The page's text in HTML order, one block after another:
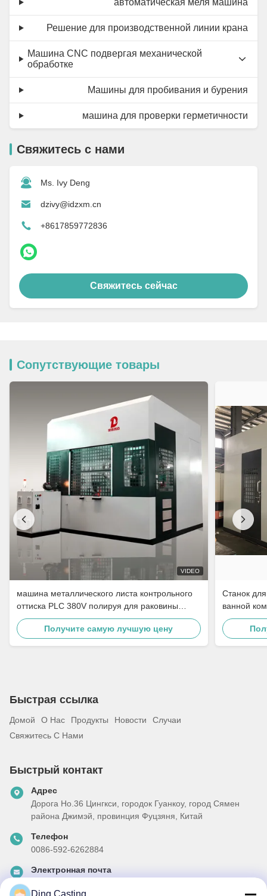
автоматическая меля машина
Решение для производственной линии крана
Машина CNC подвергая механической
обработке
Машины для пробивания и бурения
машина для проверки герметичности
Свяжитесь с нами
Ms. Ivy Deng
dzivy@idzxm.cn
+8617859772836
Свяжитесь сейчас
Сопутствующие товары
VIDEO
машина металлического листа контрольного
оттиска PLC 380V полируя для раковины
нержавеющей стали
Получите самую лучшую цену
Станок
ванной
стали
Быстрая ссылка
Домой О Нас Продукты Новости
Случаи
Свяжитесь С Нами
Быстрый контакт
Адрес
Дорога Но.36 Цингкси, городок Гуанкоу, город Сямен
района Джимэй, провинция Фуцзяня, Китай
Телефон
0086-592-6262884
Электронная почта
Ding Casting